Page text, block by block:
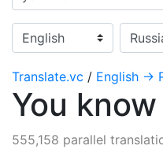
Translate.vc / English →
You know
555,158 parallel